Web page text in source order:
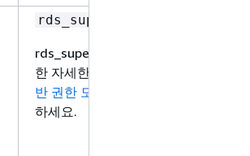
rds_superuser_role
rds_superuser_role에 대
한 자세한 정보는
반 권한 모델
하세요.